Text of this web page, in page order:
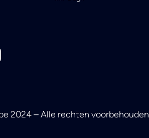
2024 – Alle rechten voorbehouden